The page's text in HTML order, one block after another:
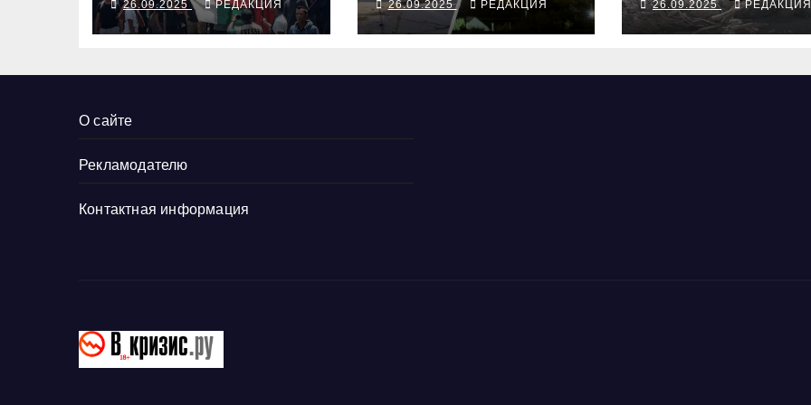
26.09.2025 РЕДАКЦИЯ
Трампа, ВСУ
закрыли
26.09.2025 РЕДАКЦИЯ
алкосуррогата
26.09.2025 РЕДАКЦИЯ
О сайте
Рекламодателю
Контактная информация